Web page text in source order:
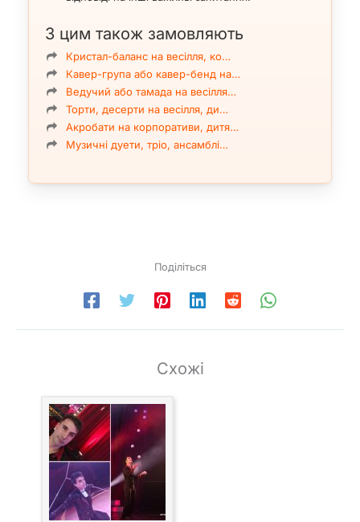
З цим також замовляють
Кристал-баланс на весілля, ко…
Кавер-група або кавер-бенд на…
Ведучий або тамада на весілля…
Торти, десерти на весілля, ди…
Акробати на корпоративи, дитя…
Музичні дуети, тріо, ансамблі…
Поділіться
Схожі